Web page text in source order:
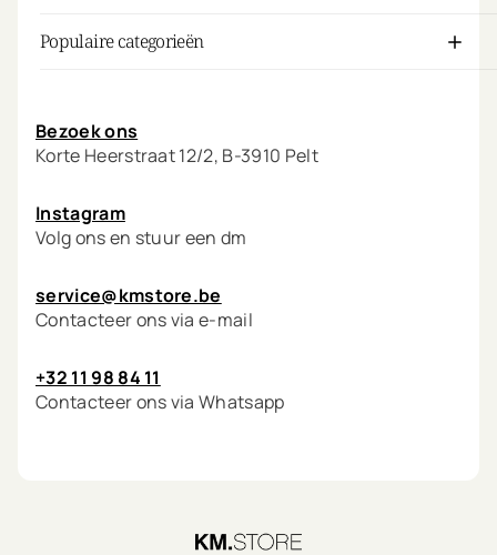
Populaire categorieën
Bezoek ons
Korte Heerstraat 12/2, B-3910 Pelt
Instagram
Volg ons en stuur een dm
service@kmstore.be
Contacteer ons via e-mail
+32 11 98 84 11
Contacteer ons via Whatsapp